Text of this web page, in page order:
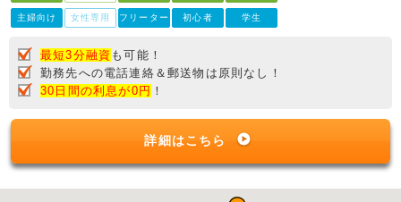
主婦向け 女性専用 フリーター 初心者 学生
最短3分融資 も可能！
勤務先への電話連絡＆郵送物は原則なし！
30日間の利息が0円 ！
詳細はこちら